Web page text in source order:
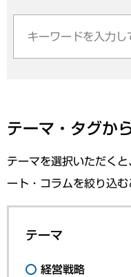
テーマ・タグか
テーマを選択いただく
ート・コラムを絞り込む
テーマ
経営戦略